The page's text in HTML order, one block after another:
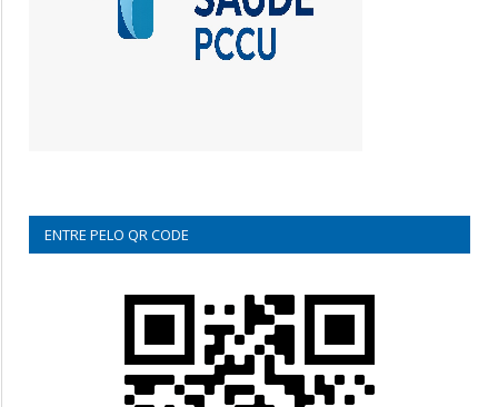
ENTRE PELO QR CODE